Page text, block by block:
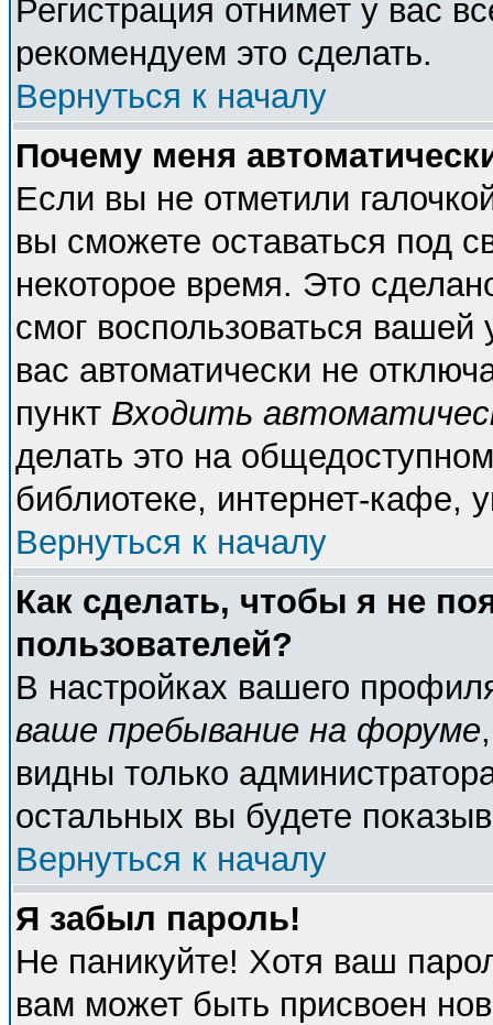
Регистрация отнимет у вас
рекомендуем это сделать.
Вернуться к началу
Почему меня
Если вы не отметили
вы сможете оставаться под
некоторое время. Это
смог воспользоваться
вас автоматически не
пункт Входить
делать это на
библиотеке, интернет-кафе,
Вернуться к началу
Как сделать, чтобы я не
пользователей?
В настройках вашего
ваше пребывание на форуме
видны только
остальных вы будете
Вернуться к началу
Я забыл пароль!
Не паникуйте! Хотя ваш
вам может быть присвоен